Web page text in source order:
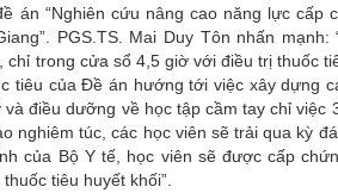
án “Nghiên cứu nâng cao năng lực cấp
PGS.TS. Mai Duy Tôn nhấn
chỉ trong cửa sổ 4,5 giờ với điều trị thuốc
tiêu của Đề án hướng tới việc xây dựng
điều dưỡng về học tập cầm tay chỉ việc
nghiêm túc, các học viên sẽ trải qua kỳ
của Bộ Y tế, học viên sẽ được cấp
tiêu huyết khối”.